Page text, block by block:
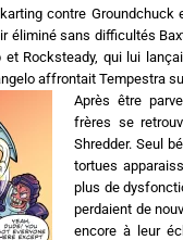
contre
éliminé sans difficultés
Rocksteady, qui lui
affrontait Tempestra
Après être
frères se
Shredder. Seul
tortues
plus de
perdaient de
encore à leur